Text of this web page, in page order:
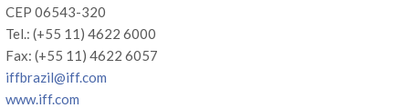
CEP 06543-320
Tel.: (+55 11) 4622 6000
Fax: (+55 11) 4622 6057
iffbrazil@iff.com
www.iff.com